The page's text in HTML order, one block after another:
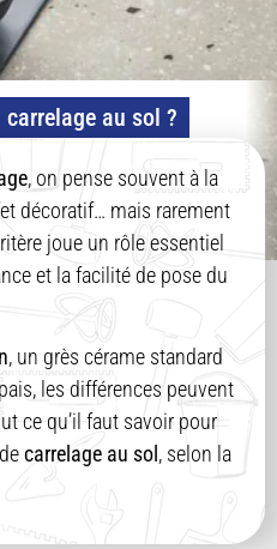
au sol ?
, on pense souvent à la
décoratif… mais rarement
joue un rôle essentiel
et la facilité de pose du
, un grès cérame standard
les différences peuvent
ce qu’il faut savoir pour
carrelage au sol , selon la